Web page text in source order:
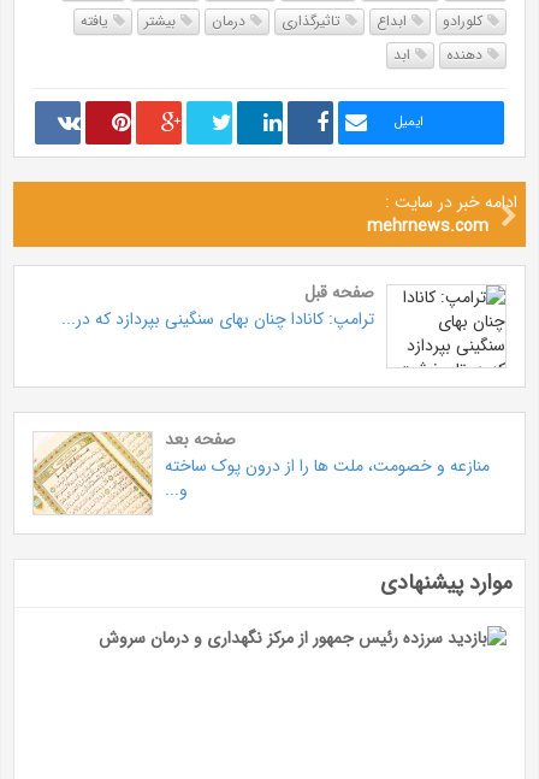
کلورادو
ابداع تاثیرگذاری درمان بیشتر
یافته
دهنده
ابد
ایمیل
ادامه خبر در سایت :
mehrnews.com
صفحه قبل
ترامپ: کانادا چنان بهای سنگینی بپردازد که در...
صفحه بعد
منازعه و خصومت، ملت ها را از درون پوک ساخته
و...
موارد پیشنهادی